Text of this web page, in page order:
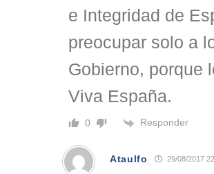
e Integridad de
preocupar solo a
Gobierno, porque
Viva España.
0 Responder
Ataulfo 29/08/2017